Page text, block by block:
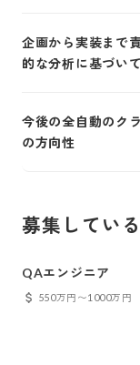
企画から実装まで
的な分析に基づい
今後の全自動のク
の方向性
募集してい
QAエンジニア
550万円〜1000万円